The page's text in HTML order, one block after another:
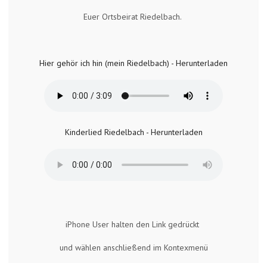
Euer Ortsbeirat Riedelbach.
Hier gehör ich hin (mein Riedelbach) - Herunterladen
Kinderlied Riedelbach - Herunterladen
iPhone User halten den Link gedrückt
und wählen anschließend im Kontexmenü